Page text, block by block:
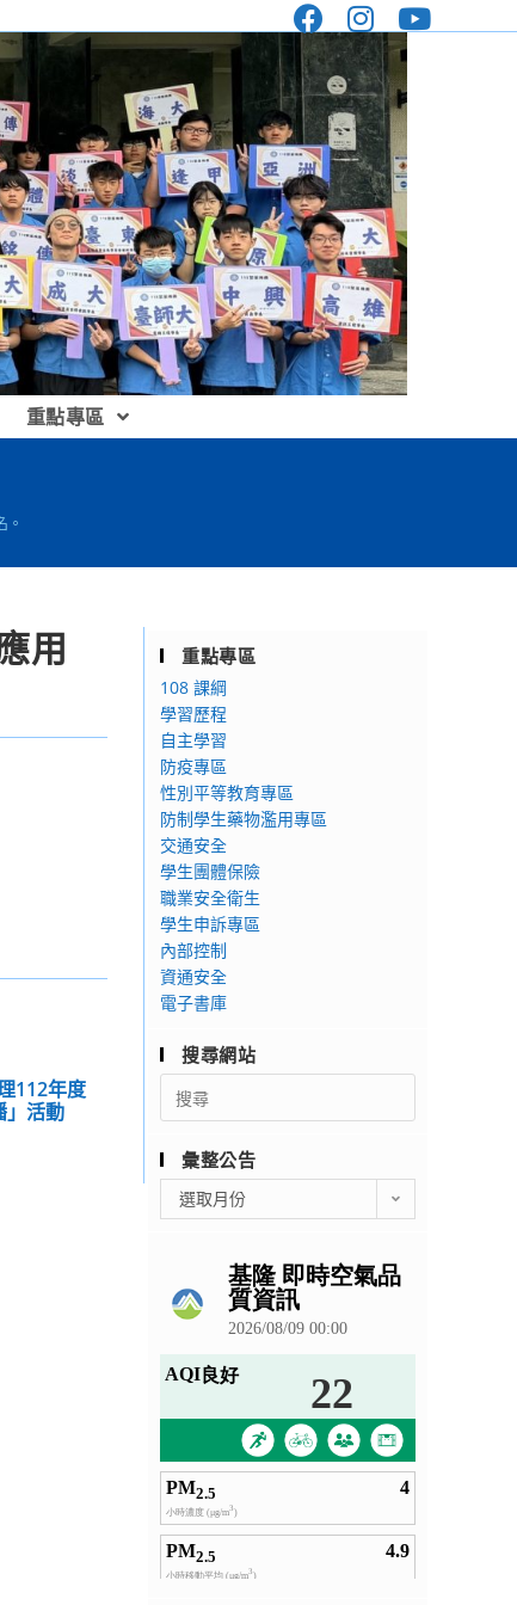
重點專區
。
用
112年度
」活動
重點專區
108 課綱
學習歷程
自主學習
防疫專區
性別平等教育專區
防制學生藥物濫用專區
交通安全
學生團體保險
職業安全衛生
學生申訴專區
內部控制
資通安全
電子書庫
搜尋網站
Search
for:
彙整公告
整
選取月份